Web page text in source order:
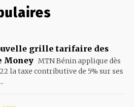
grille tarifaire des
Money MTN Bénin applique dès
la taxe contributive de 5% sur ses